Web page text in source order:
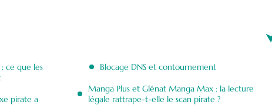
ce que les
pirate a
Blocage DNS et contournement
Manga Plus et Glénat Manga Max : la lecture
légale rattrape-t-elle le scan pirate ?